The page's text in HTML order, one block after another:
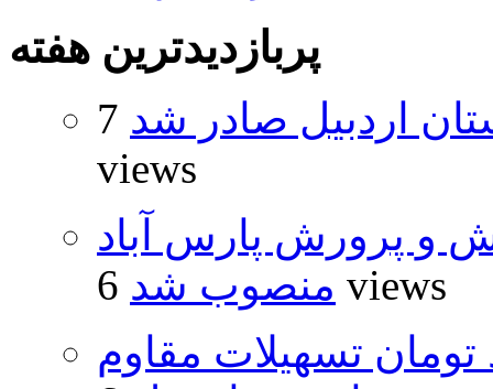
پربازدیدترین هفته
اردبیل صادر شد 7
views
و پرورش پارس آباد
منصوب شد 6 views
و ۴۸۰ میلیارد تومان تسهیلات مقاوم